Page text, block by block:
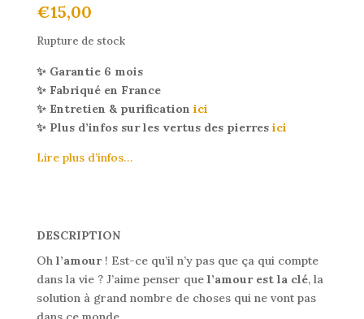
€15,00
Rupture de stock
✨ Garantie 6 mois
✨ Fabriqué en France
✨ Entretien & purification ici
✨ Plus d’infos sur les vertus des pierresici
Lire plus d’infos…
DESCRIPTION
Oh l’amour! Est-ce qu’il n’y pas que ça qui compte
dans la vie ? J’aime penser que l’amour est la clé, la
solution à grand nombre de choses qui ne vont pas